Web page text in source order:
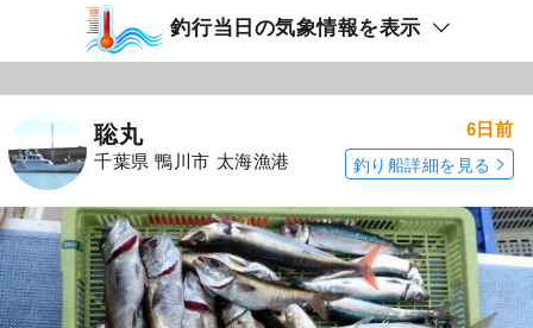
釣行当日の気象情報を表示
聡丸
千葉県 鴨川市 太海漁港
6日前
釣り船詳細を見る